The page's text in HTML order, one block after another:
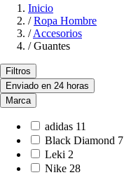
Inicio
/ Ropa Hombre
/ Accesorios
/ Guantes
Filtros
Enviado en 24 horas
Marca
adidas 11
Black Diamond 7
Leki 2
Nike 28